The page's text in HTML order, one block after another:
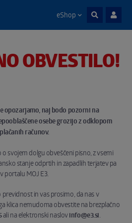
eShop
OBVESTILO!
opozarjamo, naj bodo pozorni na
osebe grozijo z odklopom
računov.
svojem dolgu obveščeni pisno, z vsemi
stanje odprtih in zapadlih terjatev pa
portalu MOJ E3.
in vas prosimo, da nas v
klica nemudoma obvestite na brezplačno
ali na elektronski naslovinfo@e3.si.